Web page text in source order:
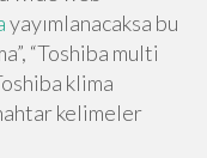
yayımlanacaksa bu
“Toshiba multi
klima
kelimeler